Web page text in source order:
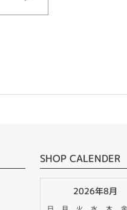
SHOP CALENDER
2026年8月